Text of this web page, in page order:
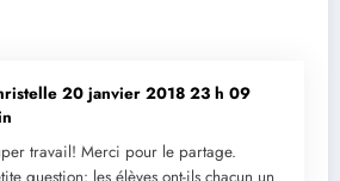
20 janvier 2018 23 h 09
travail! Merci pour le partage.